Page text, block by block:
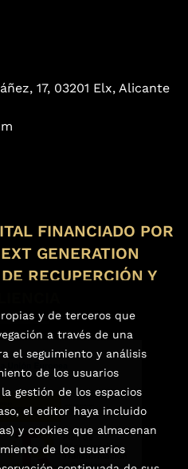
17, 03201 Elx, Alicante
FINANCIADO POR
GENERATION
RECUPERCIÓN Y
y de terceros que
a través de una
el seguimiento y análisis
de los usuarios
gestión de los espacios
el editor haya incluido
y cookies que almacenan
de los usuarios